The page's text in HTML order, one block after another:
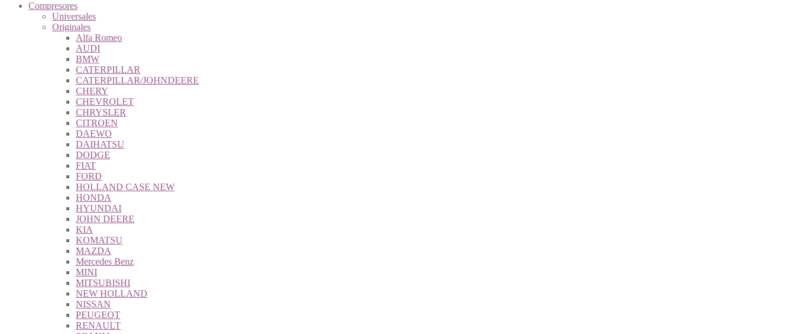
Compresores
Universales
Originales
Alfa Romeo
AUDI
BMW
CATERPILLAR
CATERPILLAR/JOHNDEERE
CHERY
CHEVROLET
CHRYSLER
CITROEN
DAEWO
DAIHATSU
DODGE
FIAT
FORD
HOLLAND CASE NEW
HONDA
HYUNDAI
JOHN DEERE
KIA
KOMATSU
MAZDA
Mercedes Benz
MINI
MITSUBISHI
NEW HOLLAND
NISSAN
PEUGEOT
RENAULT